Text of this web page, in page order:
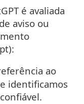
é avaliada
aviso ou
ao
identificamos